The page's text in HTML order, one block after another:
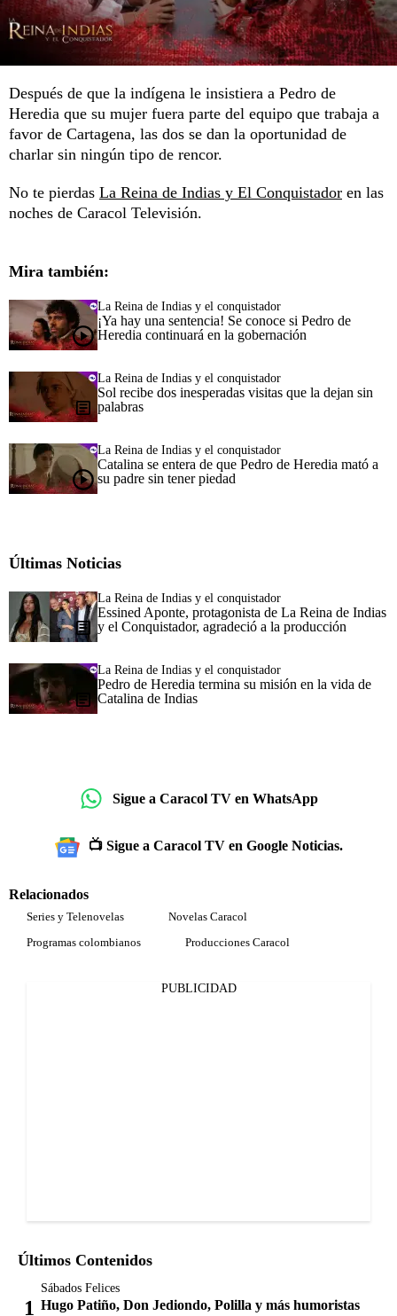
Después de que la indígena le insistiera a Pedro de
Heredia que su mujer fuera parte del equipo que trabaja a
favor de Cartagena, las dos se dan la oportunidad de
charlar sin ningún tipo de rencor.
No te pierdas La Reina de Indias y El Conquistador en las
noches de Caracol Televisión.
Mira también:
La Reina de Indias y el conquistador
¡Ya hay una sentencia! Se conoce si Pedro de
Heredia continuará en la gobernación
La Reina de Indias y el conquistador
Sol recibe dos inesperadas visitas que la dejan sin
palabras
La Reina de Indias y el conquistador
Catalina se entera de que Pedro de Heredia mató a
su padre sin tener piedad
Últimas Noticias
La Reina de Indias y el conquistador
Essined Aponte, protagonista de La Reina de Indias
y el Conquistador, agradeció a la producción
La Reina de Indias y el conquistador
Pedro de Heredia termina su misión en la vida de
Catalina de Indias
Sigue a Caracol TV en WhatsApp
📺 Sigue a Caracol TV en Google Noticias.
Relacionados
Series y Telenovelas
Novelas Caracol
Programas colombianos
Producciones Caracol
PUBLICIDAD
Últimos Contenidos
Sábados Felices
Hugo Patiño, Don Jediondo, Polilla y más humoristas